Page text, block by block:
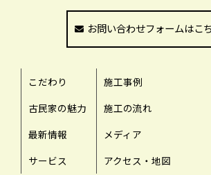
お問い合わせフォームはこ
こだわり
古民家の魅力
最新情報
サービス
施工事例
施工の流れ
メディア
アクセス・地図